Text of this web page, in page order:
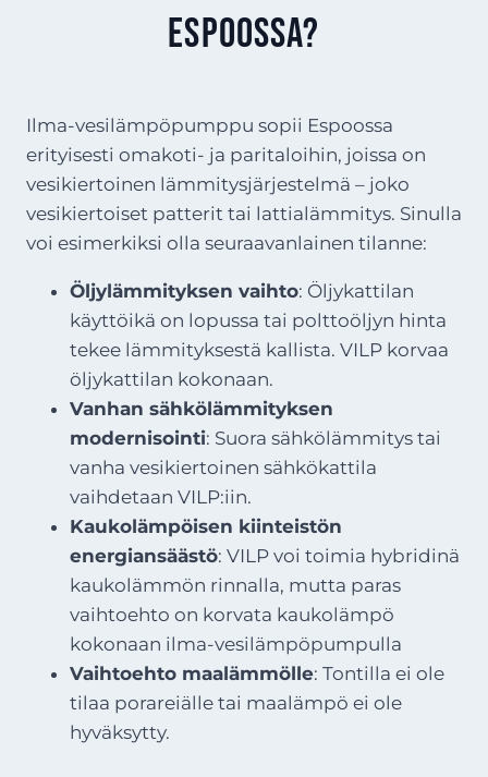
Espoossa?
Ilma-vesilämpöpumppu sopii Espoossa
erityisesti omakoti- ja paritaloihin, joissa on
vesikiertoinen lämmitysjärjestelmä – joko
vesikiertoiset patterit tai lattialämmitys. Sinulla
voi esimerkiksi olla seuraavanlainen tilanne:
Öljylämmityksen vaihto: Öljykattilan
käyttöikä on lopussa tai polttoöljyn hinta
tekee lämmityksestä kallista. VILP korvaa
öljykattilan kokonaan.
Vanhan sähkölämmityksen
modernisointi: Suora sähkölämmitys tai
vanha vesikiertoinen sähkökattila
vaihdetaan VILP:iin.
Kaukolämpöisen kiinteistön
energiansäästö: VILP voi toimia hybridinä
kaukolämmön rinnalla, mutta paras
vaihtoehto on korvata kaukolämpö
kokonaan ilma-vesilämpöpumpulla
Vaihtoehto maalämmölle: Tontilla ei ole
tilaa porareiälle tai maalämpö ei ole
hyväksytty.